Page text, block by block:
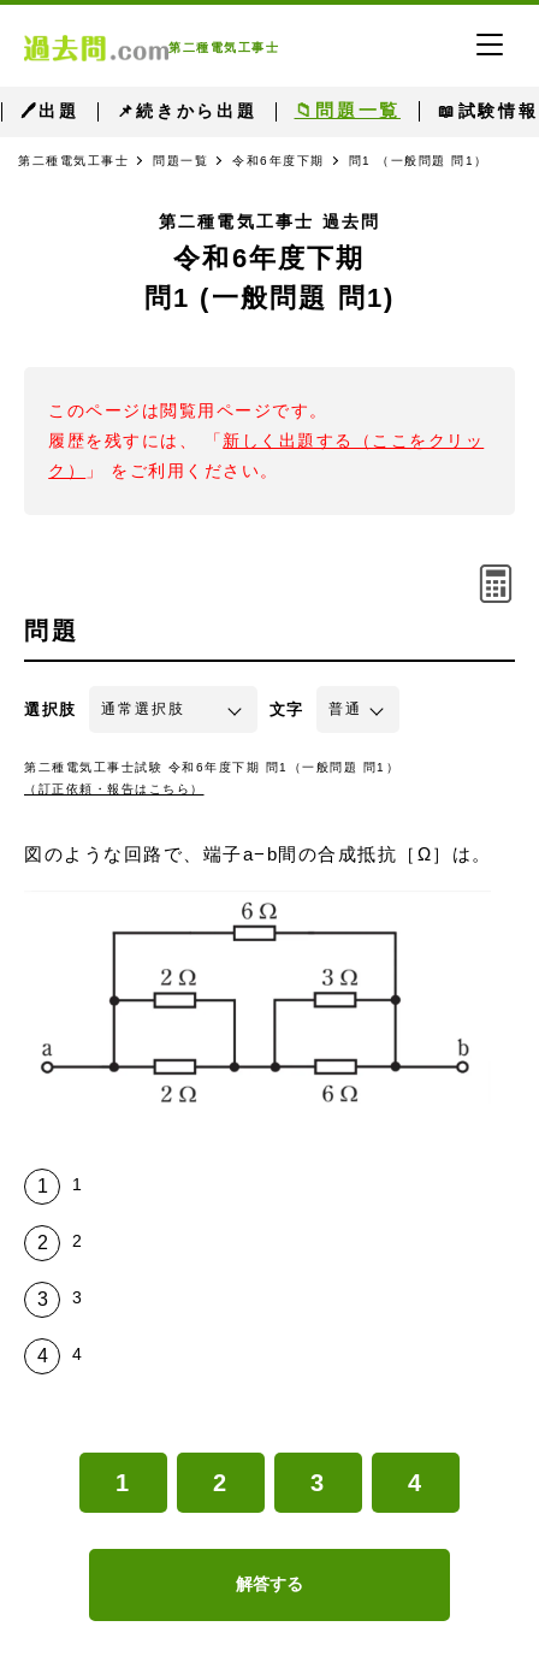
第二種電気工事士
🖊出題 📌続きから出題 📁問題一覧 📖試験情報
第二種電気工事士 問題一覧 令和6年度下期 問1 （一般問題 問1）
第二種電気工事士 過去問
令和6年度下期
問1 (一般問題 問1)
このページは閲覧用ページです。
履歴を残すには、 「 新しく出題する（ここをクリッ
ク）
」 をご利用ください。
問題
選択肢 文字
第二種電気工事士試験 令和6年度下期 問1（一般問題 問1）
（訂正依頼・報告はこちら）
図のような回路で、端子a−b間の合成抵抗［Ω］は。
1
2
3
4
1 2 3 4
解答する